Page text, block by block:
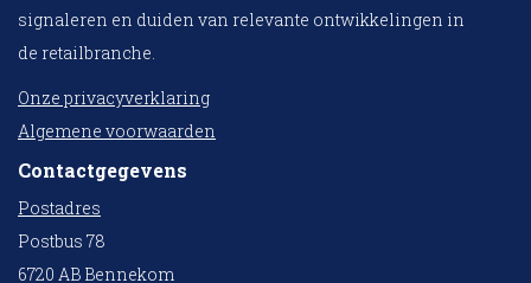
signaleren en duiden van relevante ontwikkelingen in
de retailbranche.
Onze privacyverklaring
Algemene voorwaarden
Contactgegevens
Postadres
Postbus 78
6720 AB Bennekom